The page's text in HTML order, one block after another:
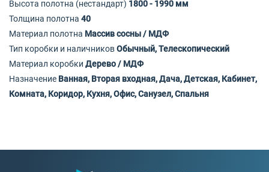
Высота полотна (нестандарт) 1800 - 1990 мм
Толщина полотна 40
Материал полотна Массив сосны / МДФ
Тип коробки и наличниковОбычный, Телескопический
Материал коробки Дерево / МДФ
Назначение Ванная, Вторая входная, Дача, Детская, Кабинет,
Комната, Коридор, Кухня, Офис, Санузел, Спальня